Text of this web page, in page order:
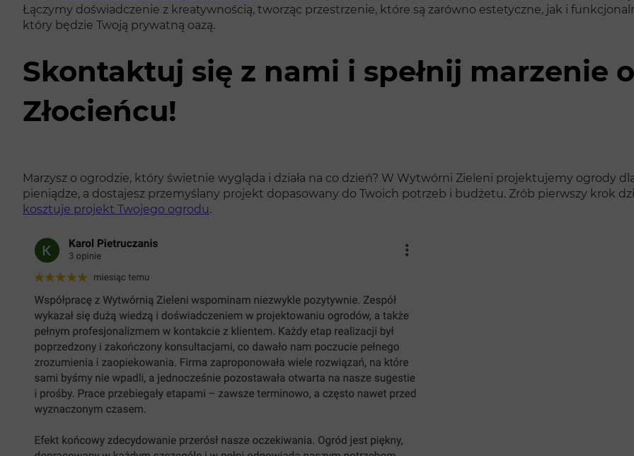
Łączymy doświadczenie z kreatywnością, tworząc przestrzenie, które są zarówno estetyczne, jak i
który będzie Twoją prywatną oazą.
Skontaktuj się z nami i spełnij marzenie
Złocieńcu!
Marzysz o ogrodzie, który świetnie wygląda i działa na co dzień? W Wytwórni Zieleni projektujemy ogrody
pieniądze, a dostajesz przemyślany projekt dopasowany do Twoich potrzeb i budżetu. Zrób pierwszy krok
kosztuje projekt Twojego ogrodu.